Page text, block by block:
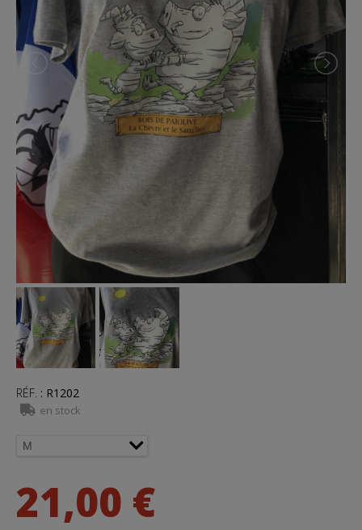
RÉF. : R1202
en stock
21,00 €